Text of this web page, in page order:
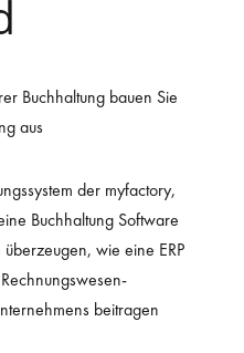
Buchhaltung bauen Sie
aus
der myfactory,
Buchhaltung Software
wie eine ERP
beitragen